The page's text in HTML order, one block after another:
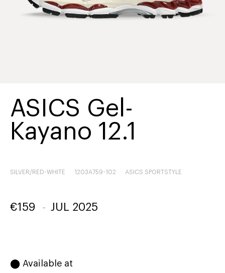
ASICS Gel-
Kayano 12.1
SILVER/RED-WHITE 1203A759-102 ASICS SPORTSTYLE
€159 - JUL 2025
⬤ Available at